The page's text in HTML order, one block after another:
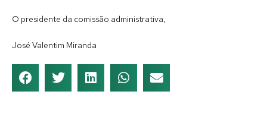
O presidente da comissão administrativa,
José Valentim Miranda